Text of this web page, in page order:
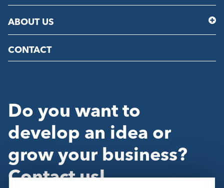
ABOUT US
CONTACT
Do you want to
develop an idea or
grow your business?
Contact us!